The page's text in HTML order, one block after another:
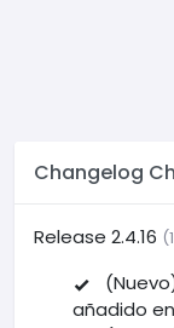
Changelog
Release 2.4.16
añadido